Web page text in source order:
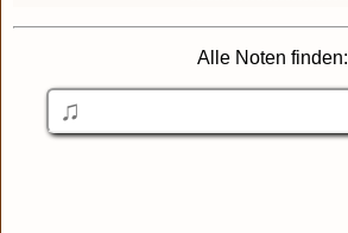
Alle Noten finden: